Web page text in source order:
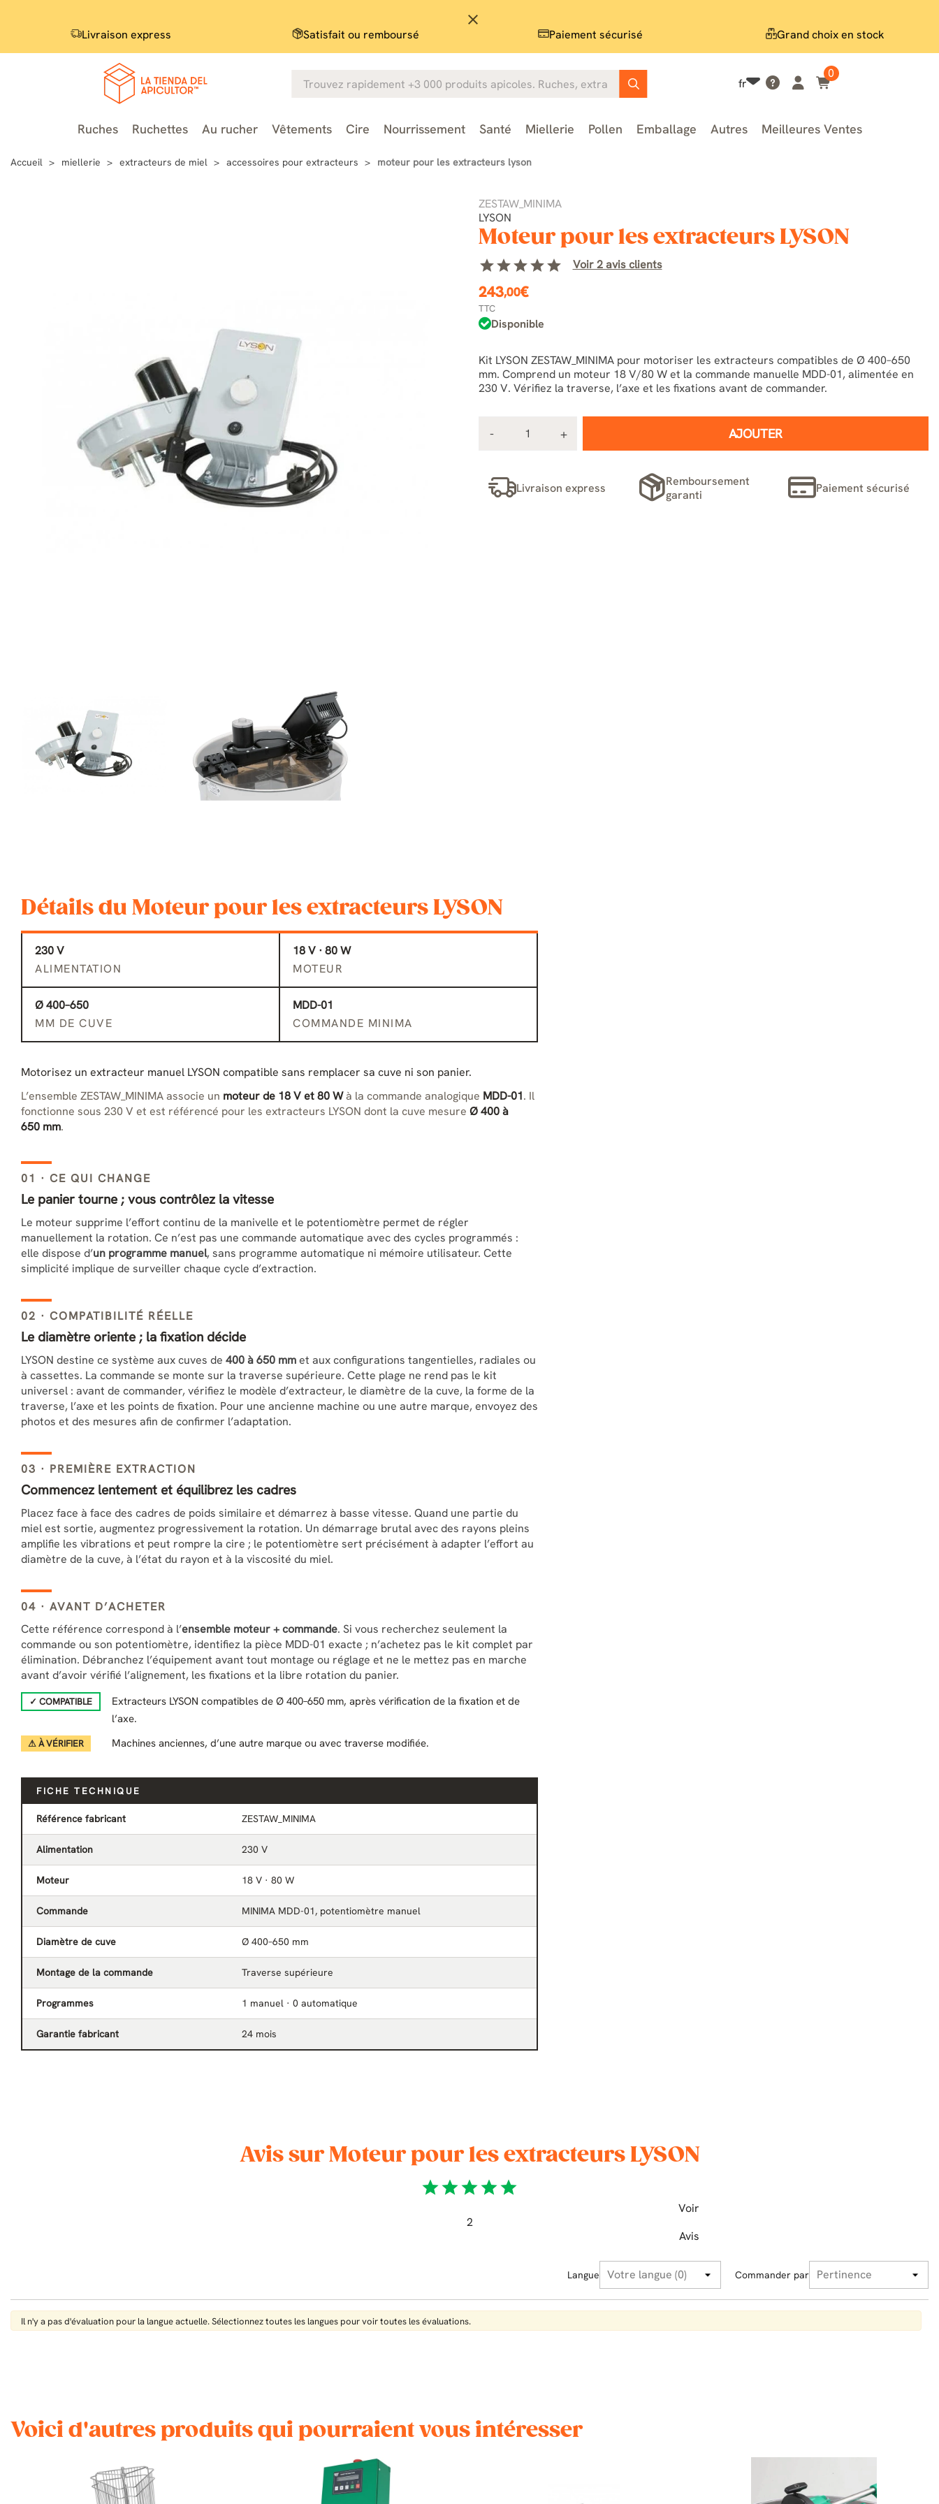
close
Livraison express Satisfait ou remboursé Paiement sécurisé Grand choix en stock
fr
0
Ruches Ruchettes Au rucher Vêtements Cire Nourrissement Santé Miellerie Pollen Emballage Autres Meilleures Ventes
Accueil miellerie extracteurs de miel accessoires pour extracteurs moteur pour les extracteurs lyson
ZESTAW_MINIMA
LYSON
Moteur pour les extracteurs LYSON
starstarstarstarstar Voir 2 avis clients
243,00€
TTC
Disponible
Kit LYSON ZESTAW_MINIMA pour motoriser les extracteurs compatibles de Ø 400–650
mm. Comprend un moteur 18 V/80 W et la commande manuelle MDD-01, alimentée en
230 V. Vérifiez la traverse, l’axe et les fixations avant de commander.
AJOUTER
Livraison express
Remboursement
garanti
Paiement sécurisé
Détails du Moteur pour les extracteurs LYSON
230 V
ALIMENTATION
18 V · 80 W
MOTEUR
Ø 400–650
MM DE CUVE
MDD-01
COMMANDE MINIMA
Motorisez un extracteur manuel LYSON compatible sans remplacer sa cuve ni son panier.
L’ensemble ZESTAW_MINIMA associe un moteur de 18 V et 80 Wà la commande analogique MDD-01. Il
fonctionne sous 230 V et est référencé pour les extracteurs LYSON dont la cuve mesure Ø 400 à
650 mm.
01 · CE QUI CHANGE
Le panier tourne ; vous contrôlez la vitesse
Le moteur supprime l’effort continu de la manivelle et le potentiomètre permet de régler
manuellement la rotation. Ce n’est pas une commande automatique avec des cycles programmés :
elle dispose d’un programme manuel, sans programme automatique ni mémoire utilisateur. Cette
simplicité implique de surveiller chaque cycle d’extraction.
02 · COMPATIBILITÉ RÉELLE
Le diamètre oriente ; la fixation décide
LYSON destine ce système aux cuves de 400 à 650 mmet aux configurations tangentielles, radiales ou
à cassettes. La commande se monte sur la traverse supérieure. Cette plage ne rend pas le kit
universel : avant de commander, vérifiez le modèle d’extracteur, le diamètre de la cuve, la forme de la
traverse, l’axe et les points de fixation. Pour une ancienne machine ou une autre marque, envoyez des
photos et des mesures afin de confirmer l’adaptation.
03 · PREMIÈRE EXTRACTION
Commencez lentement et équilibrez les cadres
Placez face à face des cadres de poids similaire et démarrez à basse vitesse. Quand une partie du
miel est sortie, augmentez progressivement la rotation. Un démarrage brutal avec des rayons pleins
amplifie les vibrations et peut rompre la cire ; le potentiomètre sert précisément à adapter l’effort au
diamètre de la cuve, à l’état du rayon et à la viscosité du miel.
04 · AVANT D’ACHETER
Cette référence correspond à l’ensemble moteur + commande. Si vous recherchez seulement la
commande ou son potentiomètre, identifiez la pièce MDD-01 exacte ; n’achetez pas le kit complet par
élimination. Débranchez l’équipement avant tout montage ou réglage et ne le mettez pas en marche
avant d’avoir vérifié l’alignement, les fixations et la libre rotation du panier.
✓ COMPATIBLE
Extracteurs LYSON compatibles de Ø 400–650 mm, après vérification de la fixation et de
l’axe.
⚠ À VÉRIFIER Machines anciennes, d’une autre marque ou avec traverse modifiée.
FICHE TECHNIQUE
Référence fabricant ZESTAW_MINIMA
Alimentation 230 V
Moteur 18 V · 80 W
Commande MINIMA MDD-01, potentiomètre manuel
Diamètre de cuve Ø 400–650 mm
Montage de la commande Traverse supérieure
Programmes 1 manuel · 0 automatique
Garantie fabricant 24 mois
Avis sur Moteur pour les extracteurs LYSON
starstarstarstarstar
Voir
2
Avis
Langue Commander par
Il n'y a pas d'évaluation pour la langue actuelle. Sélectionnez toutes les langues pour voir toutes les évaluations.
Voici d'autres produits qui pourraient vous intéresser